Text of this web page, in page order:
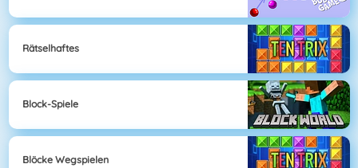
Rätselhaftes
Block-Spiele
Blöcke Wegspielen